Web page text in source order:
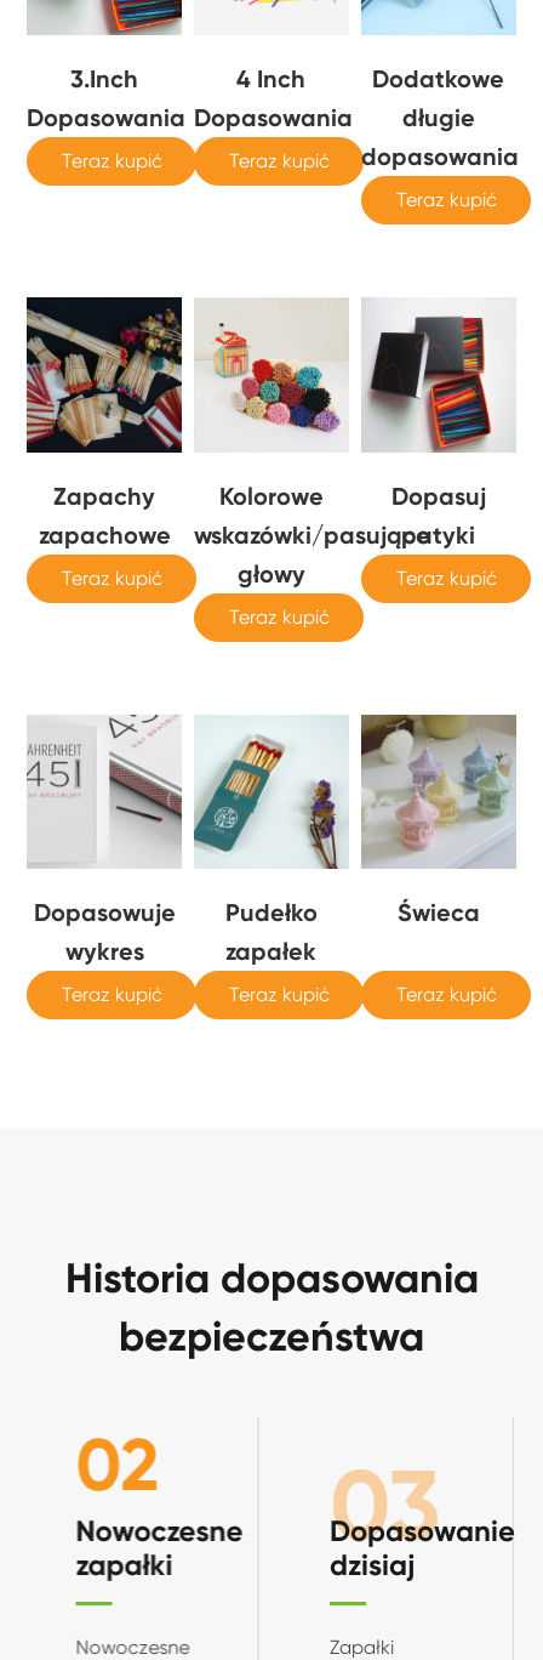
3.Inch
Dopasowania
Teraz kupić
4 Inch
Dopasowania
Teraz kupić
Dodatkowe
długie
dopasowania
Teraz kupić
Zapachy
zapachowe
Teraz kupić
Kolorowe
wskazówki/pasujące
głowy
Teraz kupić
Dopasuj
patyki
Teraz kupić
Dopasowuje
wykres
Teraz kupić
Pudełko
zapałek
Teraz kupić
Świeca
Teraz kupić
Historia dopasowania
bezpieczeństwa
03
Dopasowanie
dzisiaj
Zapałki
01
Wczesne
mecze
Pierwsze